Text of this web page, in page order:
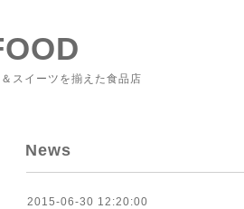
スイーツを揃えた食品店
News
2015-06-30 12:20:00